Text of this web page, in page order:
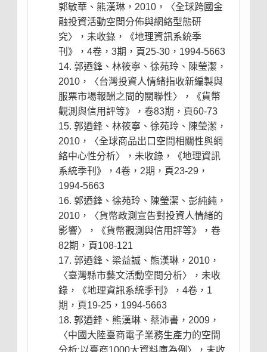
郭敏華、熊漢琳，2010，〈全球跨國金
融投資活動空間分佈與網絡型態研
究〉，未收錄，《地理資訊系統季
刊》，4卷，3期，頁25-30，1994-5663
郭迺鋒、林筱寧、徐苑玲、陳瑩潔，
2010，〈台灣投資人情緒指收新編製與
服票市場報酬之間的關聯性〉，《貨幣
觀測與信用評等》，卷83期，頁60-73
郭迺鋒、林筱寧、徐苑玲、陳瑩潔，
2010，〈全球商品出口空間相關性與網
絡中心性分析〉，未收錄，《地理資訊
系統季刊》，4卷，2期，頁23-29，
1994-5663
郭迺鋒、徐苑玲、陳瑩潔、彭純純，
2010，〈貨幣政測宣告對投資人情緒的
影響〉，《貨幣觀測與信用評等》，卷
82期，頁108-121
郭迺鋒、梁益誠、熊漢琳，2010，
〈臺灣縣市藝文活動空間分析〉，未收
錄，《地理資訊系統季刊》，4卷，1
期，頁19-25，1994-5663
郭迺鋒、熊漢琳、蔡沛書，2009，
〈中國大陸臺商電子業務生產力的空間
分析:以臺商1000大資料庫為例〉，未收